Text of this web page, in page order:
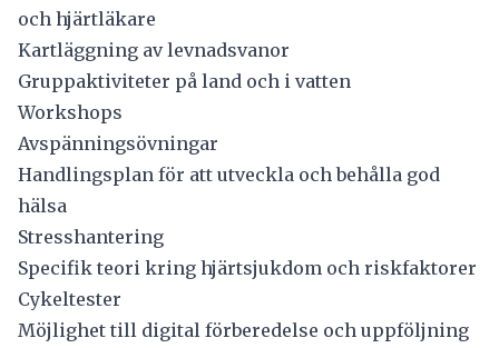
och hjärtläkare
Kartläggning av levnadsvanor
Gruppaktiviteter på land och i vatten
Workshops
Avspänningsövningar
Handlingsplan för att utveckla och behålla god
hälsa
Stresshantering
Specifik teori kring hjärtsjukdom och riskfaktorer
Cykeltester
Möjlighet till digital förberedelse och uppföljning